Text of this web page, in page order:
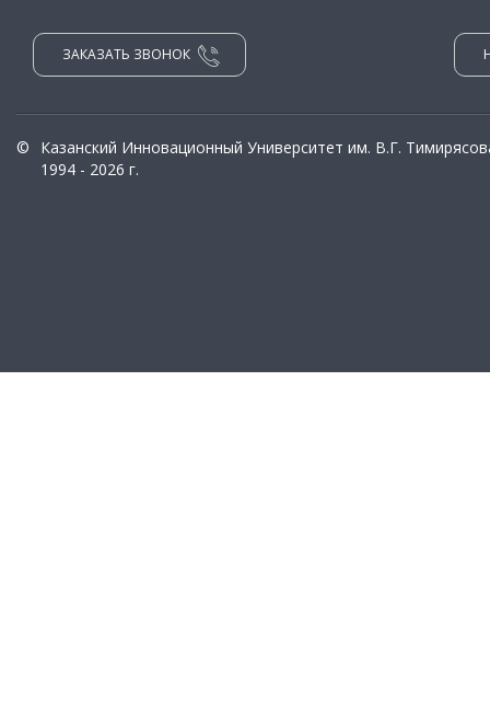
ЗАКАЗАТЬ ЗВОНОК
©
Казанский Инновационный Университет им. В.Г.
1994 - 2026 г.